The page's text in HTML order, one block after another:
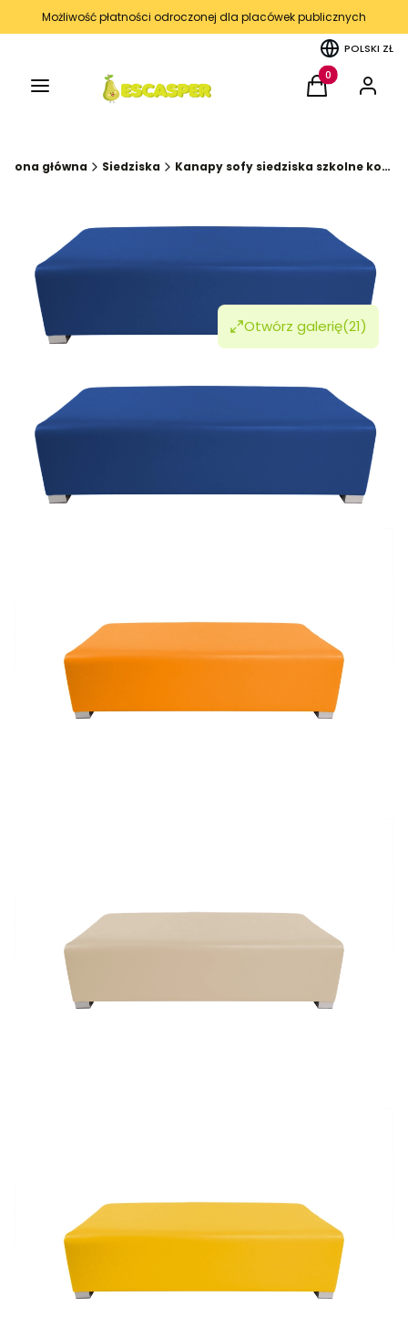
Możliwość płatności odroczonej dla placówek publicznych
POLSKI ZŁ
Menu Produkty w
Koszyk Zaloguj
główna Siedziska Kanapy sofy siedziska szkolne korytarz kąciki wyciszenia kolekcja FUN
Otwórz galerię(21)